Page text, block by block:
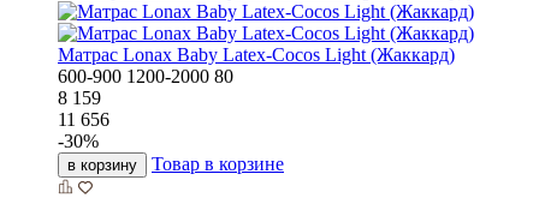
Матрас Lonax Baby Latex-Cocos Light (Жаккард)
600-900 1200-2000 80
8 159
11 656
-30%
в корзину Товар в корзине